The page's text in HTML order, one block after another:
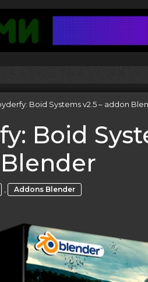
Boid Systems v2.5 – addon
Boid
, Addons Blender